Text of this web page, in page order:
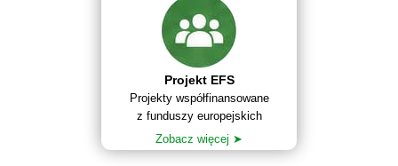
Projekt EFS
Projekty współfinansowane
z funduszy europejskich
Zobacz więcej ➤